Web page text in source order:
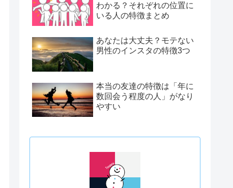
わかる？それぞれの位置に
いる人の特徴まとめ
あなたは大丈夫？モテない
男性のインスタの特徴3つ
本当の友達の特徴は「年に
数回会う程度の人」がなり
やすい